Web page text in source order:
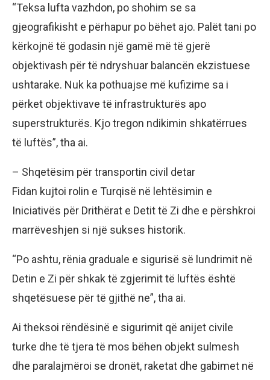
“Teksa lufta vazhdon, po shohim se sa
gjeografikisht e përhapur po bëhet ajo. Palët tani po
kërkojnë të godasin një gamë më të gjerë
objektivash për të ndryshuar balancën ekzistuese
ushtarake. Nuk ka pothuajse më kufizime sa i
përket objektivave të infrastrukturës apo
superstrukturës. Kjo tregon ndikimin shkatërrues
të luftës”, tha ai.
– Shqetësim për transportin civil detar
Fidan kujtoi rolin e Turqisë në lehtësimin e
Iniciativës për Drithërat e Detit të Zi dhe e përshkroi
marrëveshjen si një sukses historik.
“Po ashtu, rënia graduale e sigurisë së lundrimit në
Detin e Zi për shkak të zgjerimit të luftës është
shqetësuese për të gjithë ne”, tha ai.
Ai theksoi rëndësinë e sigurimit që anijet civile
turke dhe të tjera të mos bëhen objekt sulmesh
dhe paralajmëroi se dronët, raketat dhe gabimet në